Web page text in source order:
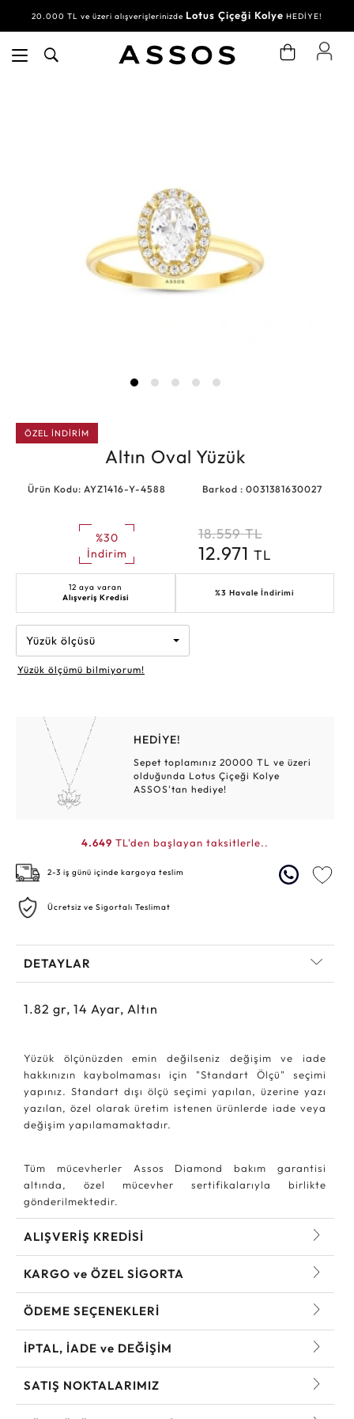
20.000 TL ve üzeri alışverişlerinizde Lotus Çiçeği Kolye HEDİYE!
ÖZEL İNDİRİM
Altın Oval Yüzük
Ürün Kodu: AYZ1416-Y-4588 Barkod : 0031381630027
%30
İndirim
18.559 TL
12.971 TL
12 aya varan
Alışveriş Kredisi
%3 Havale İndirimi
Yüzük ölçüsü
Yüzük ölçümü bilmiyorum!
HEDİYE!
Sepet toplamınız 20000 TL ve üzeri
olduğunda Lotus Çiçeği Kolye
ASSOS'tan hediye!
4.649 TL'den başlayan taksitlerle..
2-3 iş günü içinde kargoya teslim
Ücretsiz ve Sigortalı Teslimat
DETAYLAR
1.82 gr, 14 Ayar, Altın
Yüzük ölçünüzden emin değilseniz değişim ve iade
hakkınızın kaybolmaması için "Standart Ölçü" seçimi
yapınız. Standart dışı ölçü seçimi yapılan, üzerine yazı
yazılan, özel olarak üretim istenen ürünlerde iade veya
değişim yapılamamaktadır.
Tüm mücevherler Assos Diamond bakım garantisi
altında, özel mücevher sertifikalarıyla birlikte
gönderilmektedir.
ALIŞVERİŞ KREDİSİ
KARGO ve ÖZEL SİGORTA
ÖDEME SEÇENEKLERİ
İPTAL, İADE ve DEĞİŞİM
SATIŞ NOKTALARIMIZ